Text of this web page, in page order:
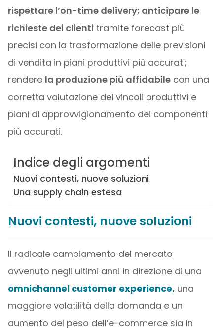
rispettare l’on-time delivery; anticipare le
richieste dei clienti tramite forecast più
precisi con la trasformazione delle previsioni
di vendita in piani produttivi più accurati;
rendere la produzione più affidabilecon una
corretta valutazione dei vincoli produttivi e
piani di approvvigionamento dei componenti
più accurati.
Indice degli argomenti
Nuovi contesti, nuove soluzioni
Una supply chain estesa
Nuovi contesti, nuove soluzioni
Il radicale cambiamento del mercato
avvenuto negli ultimi anni in direzione di una
omnichannel customer experience,una
maggiore volatilità della domanda e un
aumento del peso dell’e-commerce sia in